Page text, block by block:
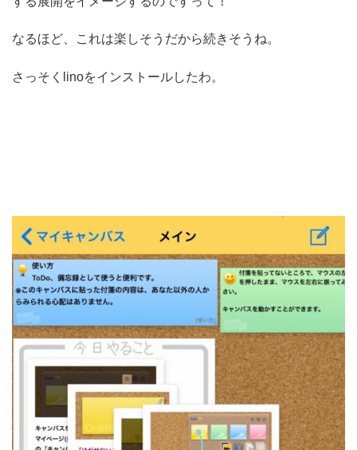
なるほど、これは楽しそうだから続きそうね。
さっそくlinoをインストールしたわ。